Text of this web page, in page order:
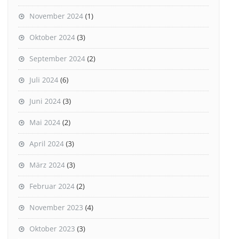
November 2024 (1)
Oktober 2024 (3)
September 2024 (2)
Juli 2024 (6)
Juni 2024 (3)
Mai 2024 (2)
April 2024 (3)
März 2024 (3)
Februar 2024 (2)
November 2023 (4)
Oktober 2023 (3)